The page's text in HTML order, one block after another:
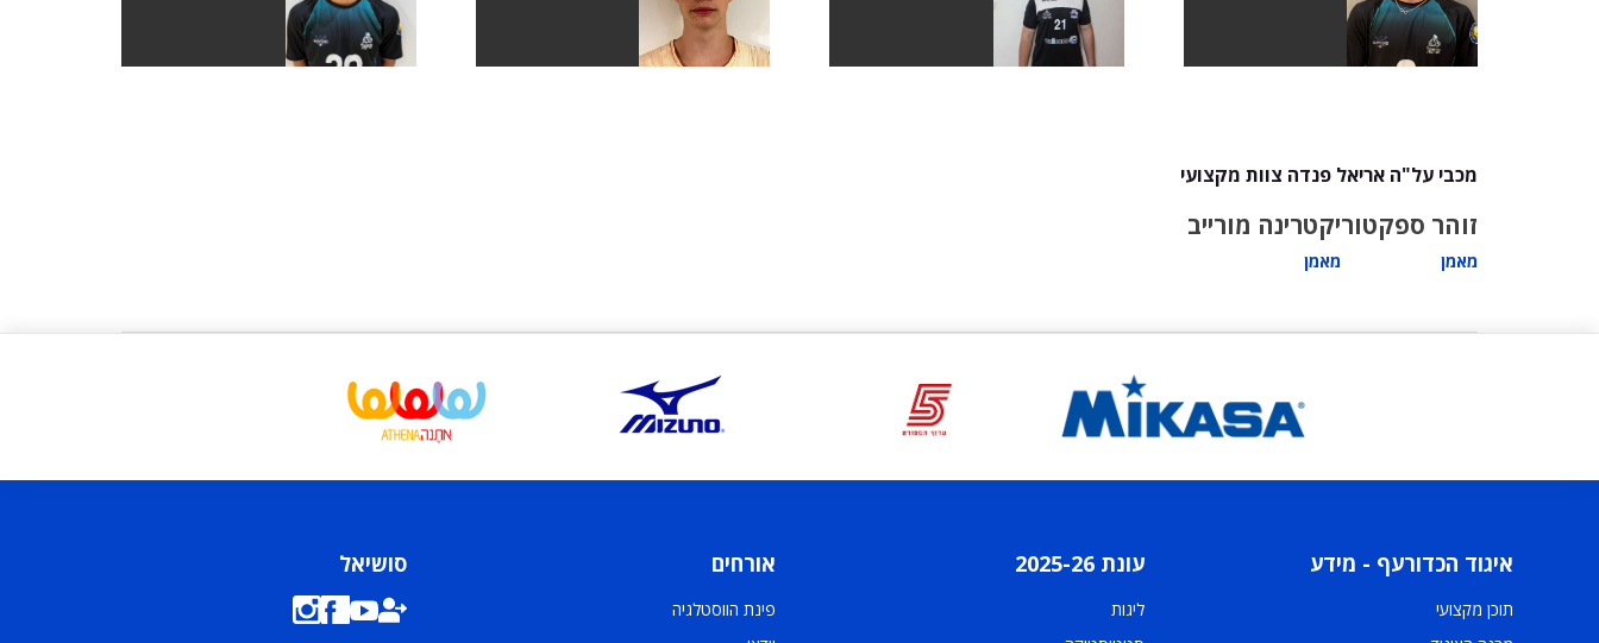
מכבי על"ה אריאל פנדה צוות מקצועי
זוהר ספקטור
מאמן
יקטרינה מורייב
מאמן
איגוד הכדורעף - מידע
תוכן מקצועי
עונת 2025-26
ליגות
אורחים
פינת הווסטלגיה
סושיאל